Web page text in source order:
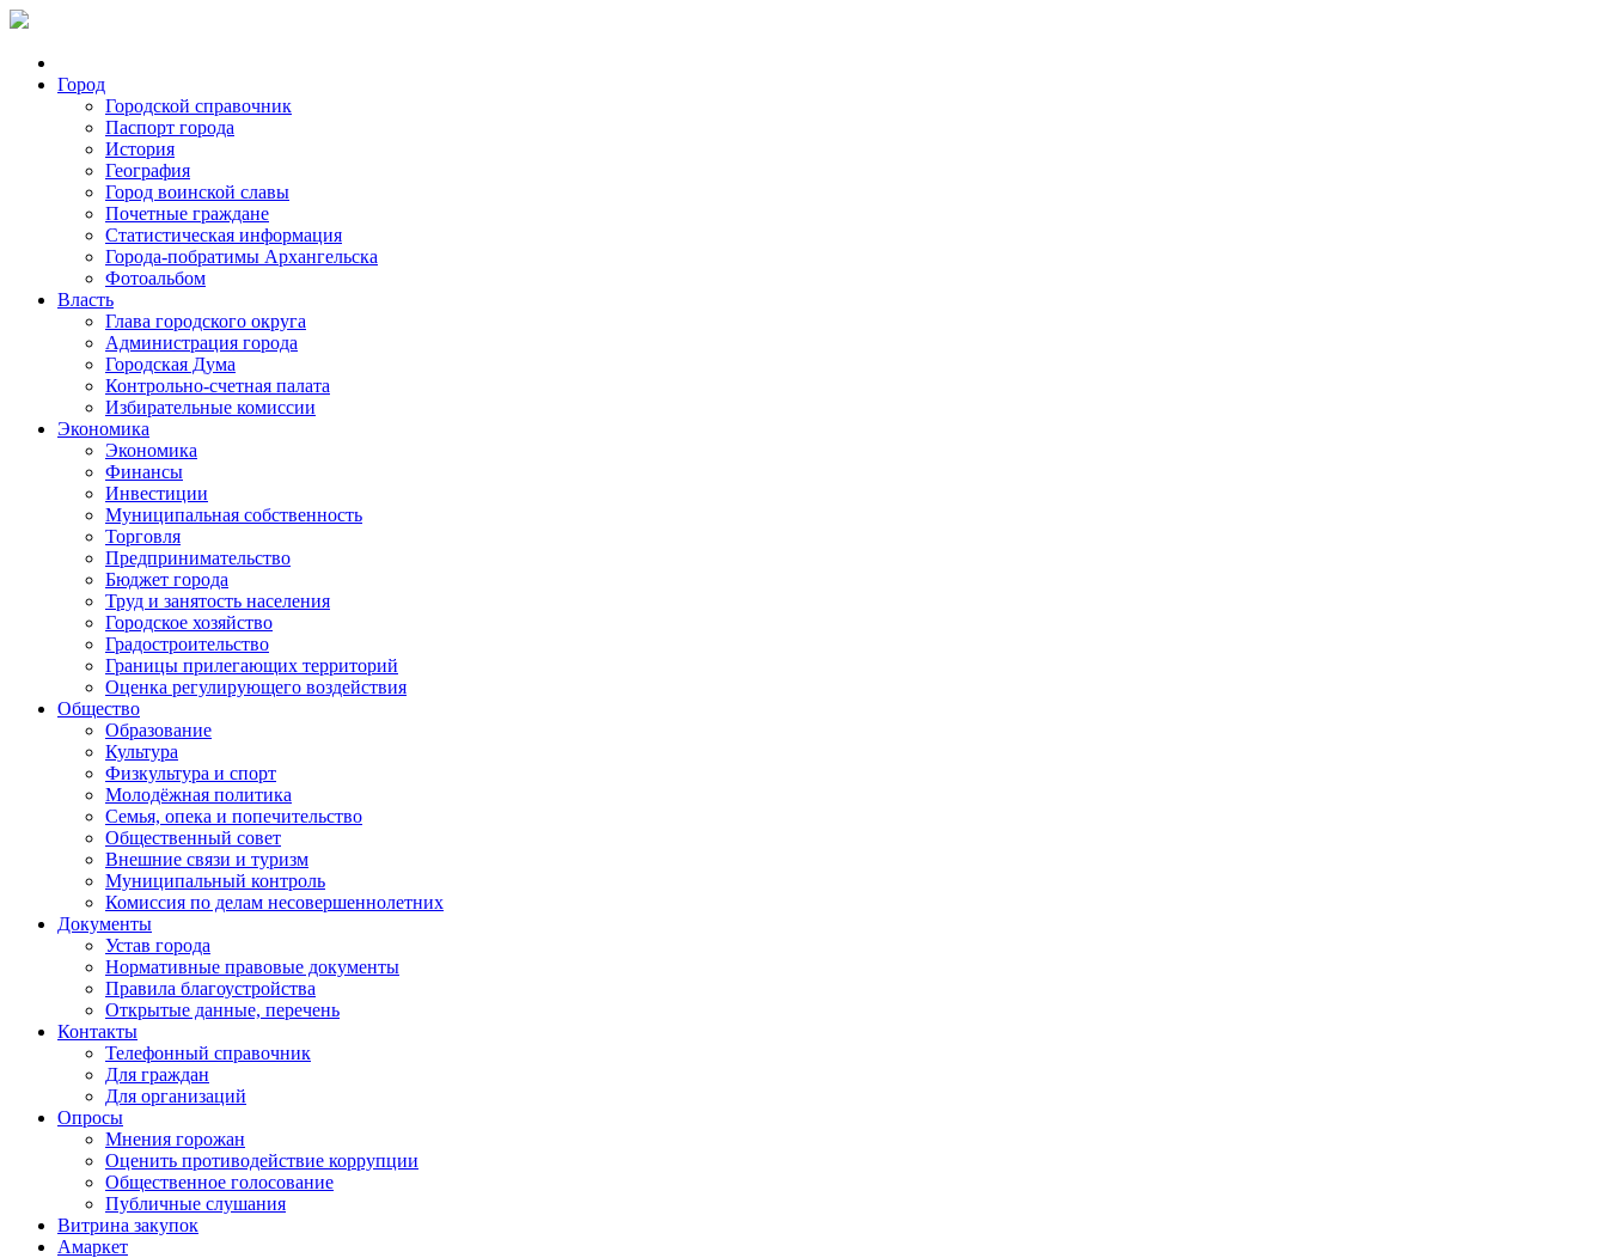
Город
Городской справочник
Паспорт города
История
География
Город воинской славы
Почетные граждане
Статистическая информация
Города-побратимы Архангельска
Фотоальбом
Власть
Глава городского округа
Администрация города
Городская Дума
Контрольно-счетная палата
Избирательные комиссии
Экономика
Экономика
Финансы
Инвестиции
Муниципальная собственность
Торговля
Предпринимательство
Бюджет города
Труд и занятость населения
Городское хозяйство
Градостроительство
Границы прилегающих территорий
Оценка регулирующего воздействия
Общество
Образование
Культура
Физкультура и спорт
Молодёжная политика
Семья, опека и попечительство
Общественный совет
Внешние связи и туризм
Муниципальный контроль
Комиссия по делам несовершеннолетних
Документы
Устав города
Нормативные правовые документы
Правила благоустройства
Открытые данные, перечень
Контакты
Телефонный справочник
Для граждан
Для организаций
Опросы
Мнения горожан
Оценить противодействие коррупции
Общественное голосование
Публичные слушания
Витрина закупок
Амаркет